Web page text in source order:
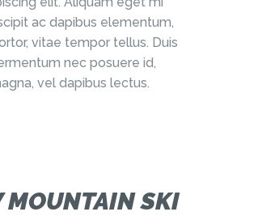
ac dapibus elementum,
vitae tempor tellus. Duis
nec posuere id,
vel dapibus lectus.
MOUNTAIN SKI